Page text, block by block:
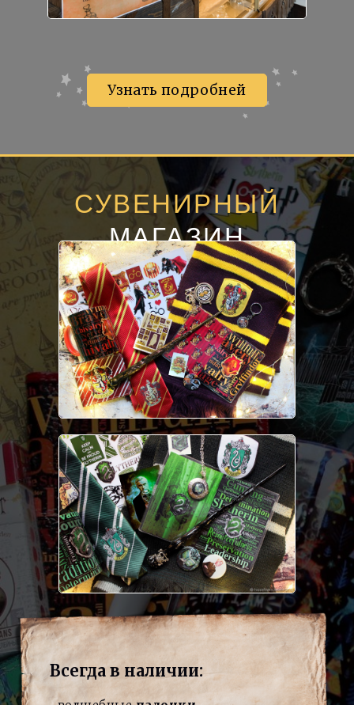
Узнать подробней
СУВЕНИРНЫЙ
МАГАЗИН
Всегда в наличии: